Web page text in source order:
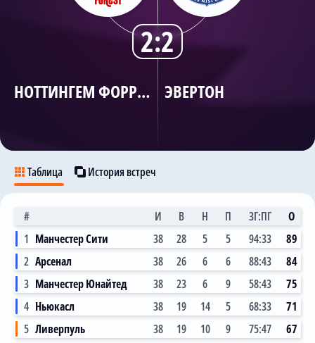
НОТТИНГЕМ ФОРРЕСТ ЭВЕРТОН
2:2
Таблица История встреч
# И В Н П ЗГ:ПГ
О
1 Манчестер Сити 38 28 5 5 94:33
89
2 Арсенал 38 26 6 6 88:43
84
3 Манчестер Юнайтед 38 23 6 9 58:43
75
4 Ньюкасл 38 19 14 5 68:33
71
5 Ливерпуль 38 19 10 9 75:47
67
Поиск по сайту
О сайте